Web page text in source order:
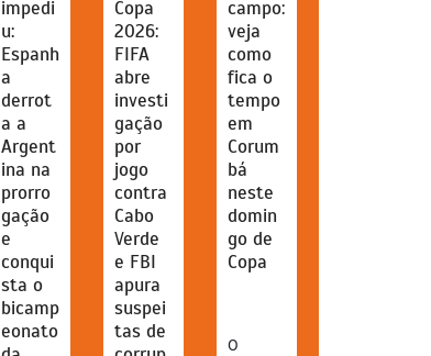
impedi
u:
Espanh
a
derrot
a a
Argent
ina na
prorro
gação
e
conqui
sta o
bicamp
eonato
Copa
2026:
FIFA
abre
investi
gação
por
jogo
contra
Cabo
Verde
e FBI
apura
suspei
tas de
campo:
veja
como
fica o
tempo
em
Corum
bá
neste
domin
go de
Copa
O